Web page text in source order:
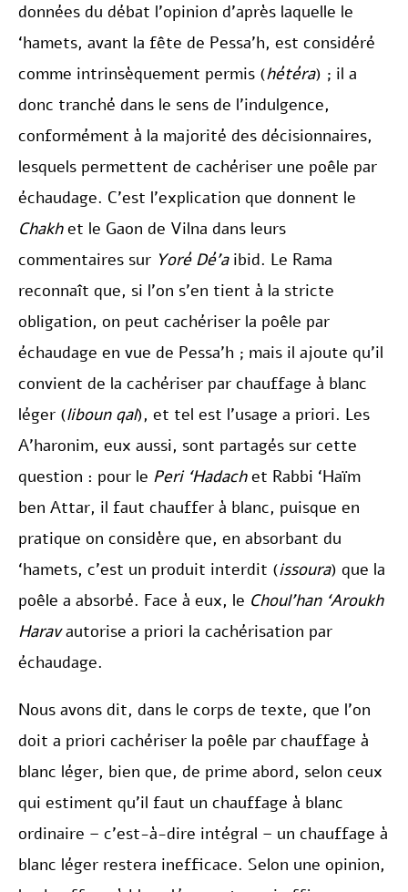
données du débat l’opinion d’après laquelle le
‘hamets, avant la fête de Pessa’h, est considéré
comme intrinsèquement permis (hétéra) ; il a
donc tranché dans le sens de l’indulgence,
conformément à la majorité des décisionnaires,
lesquels permettent de cachériser une poêle par
échaudage. C’est l’explication que donnent le
Chakhet le Gaon de Vilna dans leurs
commentaires sur Yoré Dé’aibid. Le Rama
reconnaît que, si l’on s’en tient à la stricte
obligation, on peut cachériser la poêle par
échaudage en vue de Pessa’h ; mais il ajoute qu’il
convient de la cachériser par chauffage à blanc
léger (liboun qal), et tel est l’usage a priori. Les
A’haronim, eux aussi, sont partagés sur cette
question : pour le Peri ‘Hadachet Rabbi ‘Haïm
ben Attar, il faut chauffer à blanc, puisque en
pratique on considère que, en absorbant du
‘hamets, c’est un produit interdit (issoura) que la
poêle a absorbé. Face à eux, le Choul’han ‘Aroukh
Haravautorise a priori la cachérisation par
échaudage.
Nous avons dit, dans le corps de texte, que l’on
doit a priori cachériser la poêle par chauffage à
blanc léger, bien que, de prime abord, selon ceux
qui estiment qu’il faut un chauffage à blanc
ordinaire – c’est-à-dire intégral – un chauffage à
blanc léger restera inefficace. Selon une opinion,